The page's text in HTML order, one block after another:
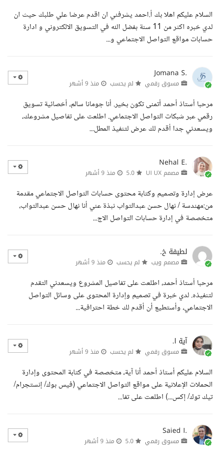
السلام عليكم اهلا بك أ.احمد يشرفني ان اقدم عرضا علي طلبك حيث ان
لدي خبره اكثر من 11 سنة بفضل الله في التسويق الالكتروني و ادارة
حسابات مواقع التواصل الاجتماعي و...
Jomana S.
مسوق رقمي لم يحسب منذ 9 أشهر
مرحبا أستاذ أحمد أتمنى تكون بخير. أنا جومانا سالم، أخصائية تسويق
رقمي عبر شبكات التواصل الاجتماعي. اطلعت على تفاصيل مشروعك،
ويسعدني جدا أقدم لك عرض لتنفيذ المطل...
Nehal E.
مصمم UI UX منذ 9 أشهر
عرض إدارة وتصميم وكتابة محتوى حسابات التواصل الاجتماعي مقدمة
من:مهندسة / نهال حسن عبدالتواب نبذة عني أنا نهال حسن عبدالتواب،
متخصصة في إدارة حسابات التواصل الاج...
لطيفة خ.
مصمم ويب لم يحسب منذ 9 أشهر
مرحبا أستاذ أحمد، اطلعت على تفاصيل المشروع ويسعدني التقدم
لتنفيذه. لدي خبرة في تصميم وإدارة المحتوى على وسائل التواصل
الاجتماعي، وأستطيع أن أقدم لك خطة احترافية...
آية ا.
مسوق رقمي لم يحسب منذ 9 أشهر
السلام عليكم أستاذ أحمد أنا آية، متخصصة في كتابة المحتوى وإدارة
الحملات الإعلانية على مواقع التواصل الاجتماعي (فيس بوك/ إنستجرام/
تيك توك/ إكس...) اطلعت على تفا...
Saied I.
مسوق رقمي منذ 9 أشهر